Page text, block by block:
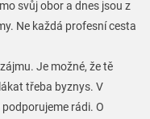
svůj obor a dnes jsou z
Ne každá profesní cesta
Je možné, že tě
třeba byznys. V
rádi. O